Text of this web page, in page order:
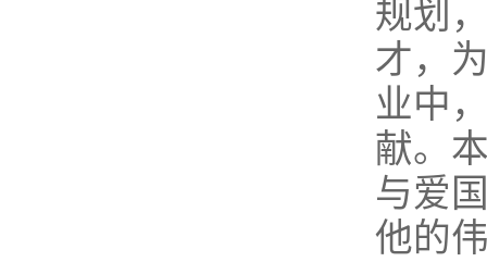
规划
才，
业中
献。
与爱
他的